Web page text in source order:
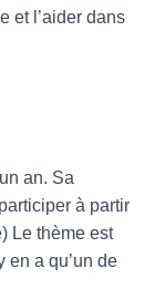
et l’aider dans
an. Sa
à partir
Le thème est
en a qu’un de